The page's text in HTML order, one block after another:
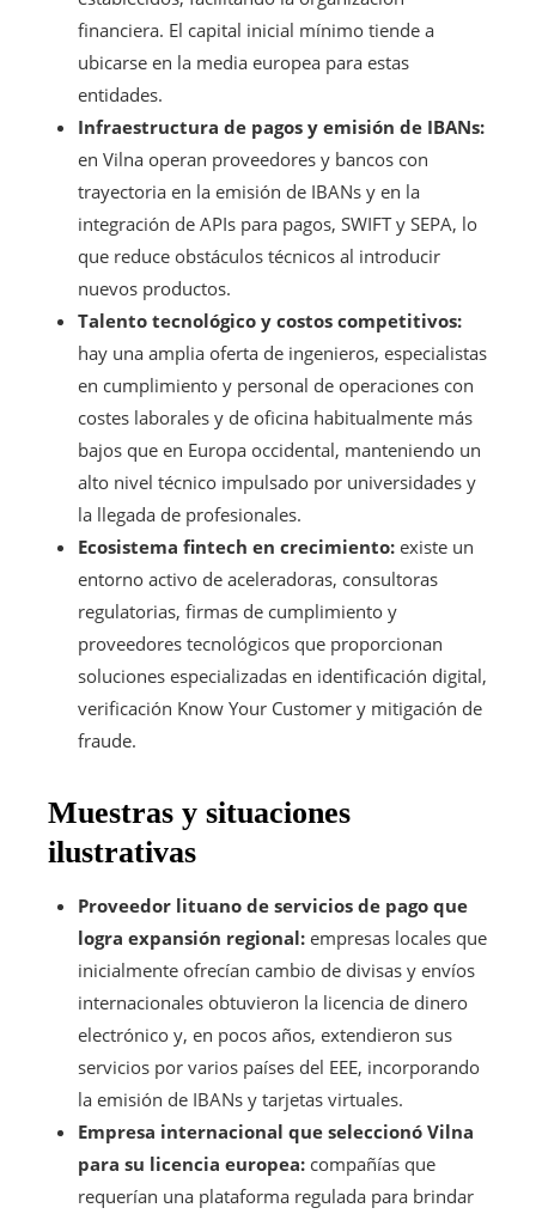
financiera. El capital inicial mínimo tiende a
ubicarse en la media europea para estas
entidades.
Infraestructura de pagos y emisión de IBANs:
en Vilna operan proveedores y bancos con
trayectoria en la emisión de IBANs y en la
integración de APIs para pagos, SWIFT y SEPA, lo
que reduce obstáculos técnicos al introducir
nuevos productos.
Talento tecnológico y costos competitivos:
hay una amplia oferta de ingenieros, especialistas
en cumplimiento y personal de operaciones con
costes laborales y de oficina habitualmente más
bajos que en Europa occidental, manteniendo un
alto nivel técnico impulsado por universidades y
la llegada de profesionales.
Ecosistema fintech en crecimiento: existe un
entorno activo de aceleradoras, consultoras
regulatorias, firmas de cumplimiento y
proveedores tecnológicos que proporcionan
soluciones especializadas en identificación digital,
verificación Know Your Customer y mitigación de
fraude.
Muestras y situaciones
ilustrativas
Proveedor lituano de servicios de pago que
logra expansión regional: empresas locales que
inicialmente ofrecían cambio de divisas y envíos
internacionales obtuvieron la licencia de dinero
electrónico y, en pocos años, extendieron sus
servicios por varios países del EEE, incorporando
la emisión de IBANs y tarjetas virtuales.
Empresa internacional que seleccionó Vilna
para su licencia europea: compañías que
requerían una plataforma regulada para brindar